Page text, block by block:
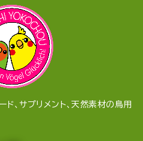
、サプリメント、天然素材の鳥用